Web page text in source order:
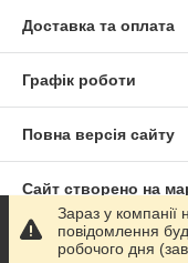
Доставка та оплата
Графік роботи
Повна версія сайту
Сайт створено на
Політика
Зараз у
повідомлення
робочого дня